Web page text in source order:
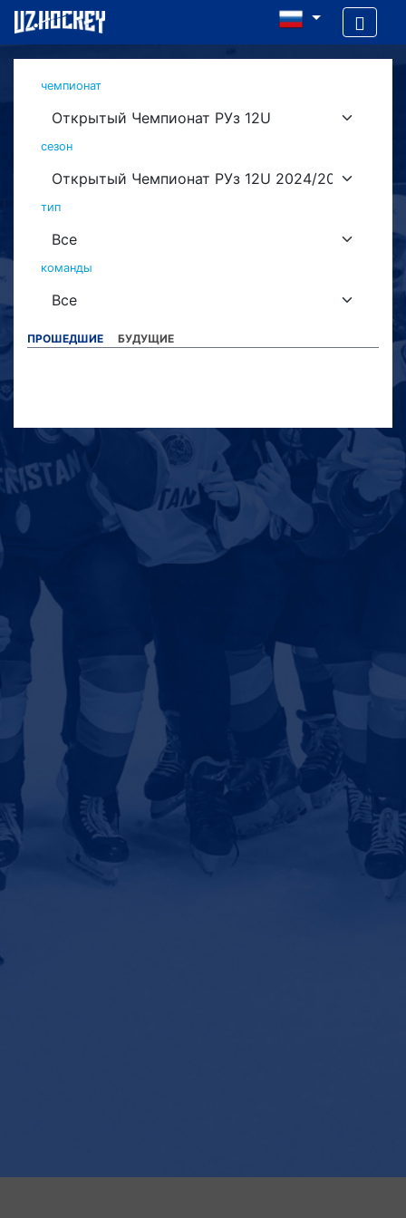
чемпионат
сезон
тип
команды
ПРОШЕДШИЕ БУДУЩИЕ